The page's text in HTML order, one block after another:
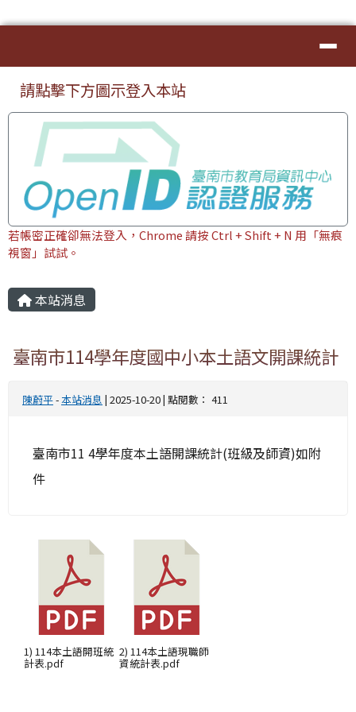
上中區域內容
請點擊下方圖示登入本站
若帳密正確卻無法登入，Chrome 請按 Ctrl + Shift + N 用「無痕
視窗」試試。
主內容區域
本站消息
臺南市114學年度國中小本土語文開課統計
陳蔚平-本站消息 | 2025-10-20 | 點閱數： 411
臺南市11 4學年度本土語開課統計(班級及師資)如附
件
1) 114本土語開班統
計表.pdf
2) 114本土語現職師
資統計表.pdf
頁尾區域